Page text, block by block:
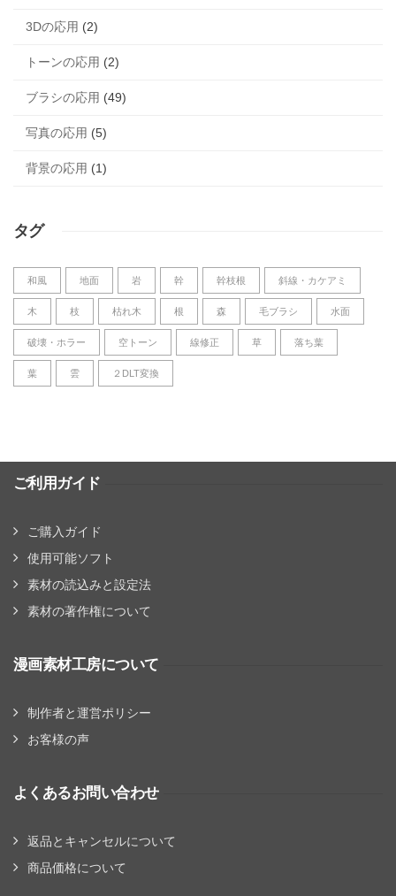
3Dの応用 (2)
トーンの応用 (2)
ブラシの応用 (49)
写真の応用 (5)
背景の応用 (1)
タグ
和風 地面 岩 幹 幹枝根 斜線・カケアミ
木 枝 枯れ木 根 森 毛ブラシ 水面
破壊・ホラー 空トーン 線修正 草 落ち葉
葉 雲 ２DLT変換
ご利用ガイド
ご購入ガイド
使用可能ソフト
素材の読込みと設定法
素材の著作権について
漫画素材工房について
制作者と運営ポリシー
お客様の声
よくあるお問い合わせ
返品とキャンセルについて
商品価格について